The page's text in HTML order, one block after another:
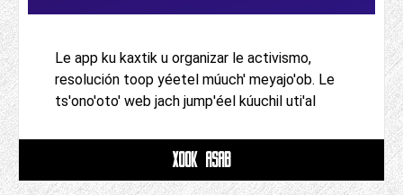
Le app ku kaxtik u organizar le activismo,
resolución toop yéetel múuch' meyajo'ob. Le
ts'ono'oto' web jach jump'éel kúuchil uti'al
XOOK ASAB